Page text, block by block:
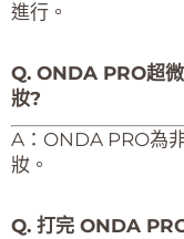
進行。
Q. ONDA PRO超
妝?
A：ONDA PRO為
妝。
Q. 打完 ONDA